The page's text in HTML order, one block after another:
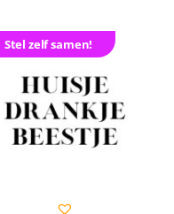
Stel zelf samen!